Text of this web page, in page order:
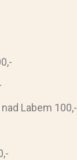
Labem 100,-